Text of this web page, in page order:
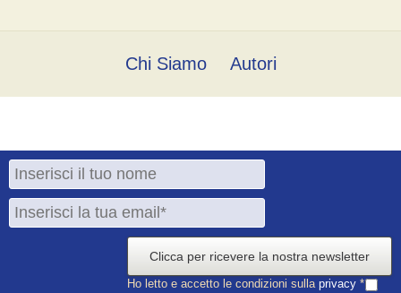
Chi Siamo Autori
Clicca per ricevere la nostra newsletter
Ho letto e accetto le condizioni sulla privacy *